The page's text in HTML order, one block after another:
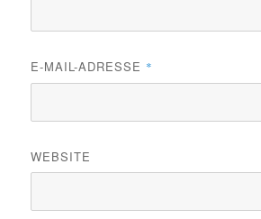
E-MAIL-ADRESSE *
WEBSITE